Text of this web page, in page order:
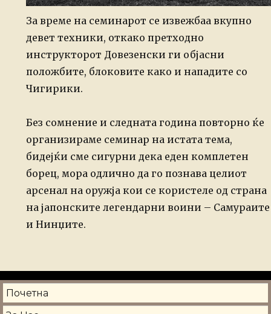
За време на семинарот се извежбаа вкупно
девет техники, откако претходно
инструкторот Довезенски ги објасни
положбите, блоковите како и нападите со
Чигирики.
Без сомнение и следната година повторно ќе
организираме семинар на истата тема,
бидејќи сме сигурни дека еден комплетен
борец, мора одлично да го познава целиот
арсенал на оружја кои се користеле од страна
на јапонските легендарни воини – Самураите
и Нинџите.
Почетна